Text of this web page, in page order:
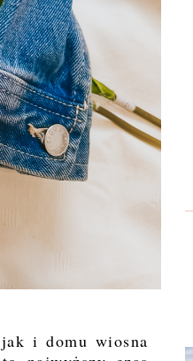
i domu wiosna